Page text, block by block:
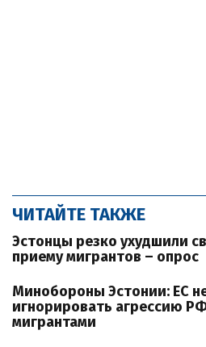
ЧИТАЙТЕ ТАКЖЕ
Эстонцы резко ухудшили
приему мигрантов – опрос
Минобороны Эстонии: ЕС
игнорировать агрессию
мигрантами